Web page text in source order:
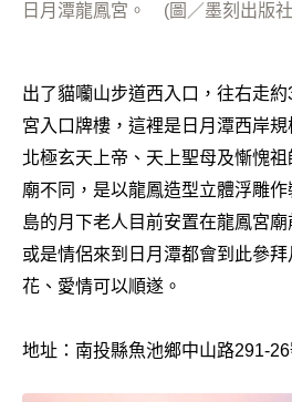
日月潭龍鳳宮。 (圖／墨刻出版
出了貓囒山步道西入口，往右走
宮入口牌樓，這裡是日月潭西岸
北極玄天上帝、天上聖母及慚愧
廟不同，是以龍鳳造型立體浮雕
島的月下老人目前安置在龍鳳宮
或是情侶來到日月潭都會到此參
花、愛情可以順遂。
地址：南投縣魚池鄉中山路291-